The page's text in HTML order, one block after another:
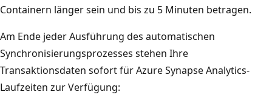
Containern länger sein und bis zu 5 Minuten betragen.
Am Ende jeder Ausführung des automatischen
Synchronisierungsprozesses stehen Ihre
Transaktionsdaten sofort für Azure Synapse Analytics-
Laufzeiten zur Verfügung: